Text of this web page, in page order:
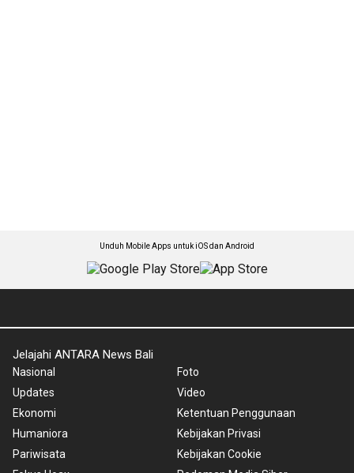
Unduh Mobile Apps untuk iOS dan Android
Jelajahi ANTARA News Bali
Nasional
Updates
Ekonomi
Humaniora
Pariwisata
Foto
Video
Ketentuan Penggunaan
Kebijakan Privasi
Kebijakan Cookie